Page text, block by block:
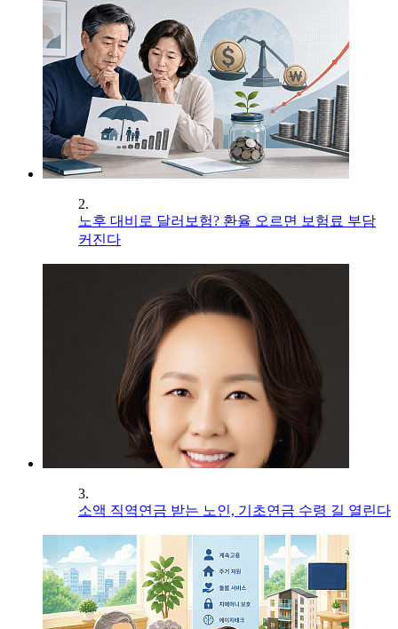
2.
노후 대비로 달러보험? 환율 오르면 보험료 부담
커진다
3.
소액 직역연금 받는 노인, 기초연금 수령 길 열린다